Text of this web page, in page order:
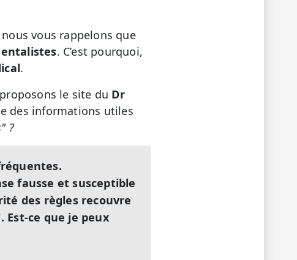
vous rappelons que
. C’est pourquoi,
.
le site du Dr
des informations utiles
?
fausse et susceptible
des règles recouvre
Est-ce que je peux